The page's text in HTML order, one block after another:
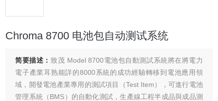
Chroma 8700 电池包自动测试系统
简要描述： 致茂 Model 8700電池包自動測試系統將在將電力
電子產業耳熟能詳的8000系統的成功經驗轉移到電池應用領
域，開發電池產業專用的測試項目（Test Item），可進行電池
管理系統（BMS）的自動化測試，生產線工程半成品與成品測